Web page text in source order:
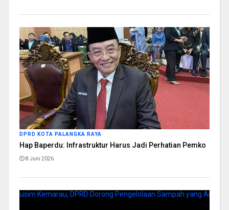
DPRD KOTA PALANGKA RAYA
Hap Baperdu: Infrastruktur Harus Jadi Perhatian Pemko
8 Juni 2026